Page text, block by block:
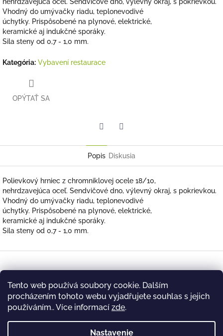
Tento web používá soubory cookie. Dalším
procházením tohoto webu vyjadřujete souhlas s jejich
používáním.. Více informací zde.
Nastavenie
Vhodný do umývačky riadu, teplonevodivé
úchytky. Prispôsobené na plynové, elektrické,
keramické aj indukčné sporáky.
Sila steny od 0,7 - 1,0 mm.
Kategória: Vybavení restaurace
OPÝTAŤ SA
Popis Diskusia
Polievkový hrniec z chromniklovej ocele 18/10,
nehrdzavejúca oceľ. Sendvičové dno, výlevný okraj, s pokrievkou.
Vhodný do umývačky riadu, teplonevodivé
úchytky. Prispôsobené na plynové, elektrické,
keramické aj indukčné sporáky.
Sila steny od 0,7 - 1,0 mm.
á
briada farmfrites.cz
+420 244 463 479
Facebook #FarmfritesCeskoSlovensko